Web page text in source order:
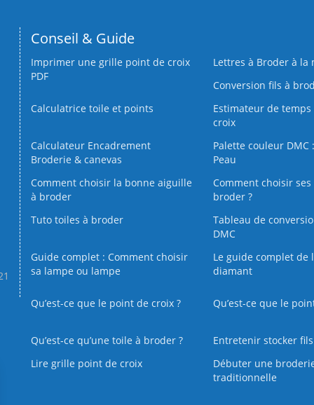
Conseil & Guide
Imprimer une grille point de croix
PDF
Lettres à Broder à la
Conversion fils à
Calculatrice toile et points
Estimateur de temps
croix
Calculateur Encadrement
Broderie & canevas
Palette couleur DMC
Peau
Comment choisir la bonne aiguille
à broder
Comment choisir ses
broder ?
Tuto toiles à broder
Tableau de
DMC
Guide complet : Comment choisir
sa lampe ou lampe
Le guide complet de
diamant
Qu’est-ce que le point de croix ? Qu’est-ce que le
Qu’est‑ce qu’une toile à broder ?
Entretenir stocker
Lire grille point de croix
Débuter une
traditionnelle